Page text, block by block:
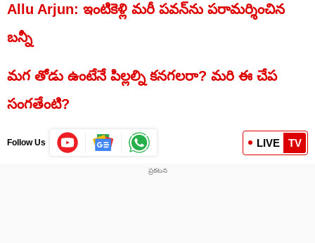
Allu Arjun: ఇంటికెళ్లి మరీ పవన్‌ను పరామర్శించిన
బన్నీ
మగ తోడు ఉంటేనే పిల్లల్ని కనగలరా? మరి ఈ చేప
సంగతేంటి?
Follow Us LIVE TV